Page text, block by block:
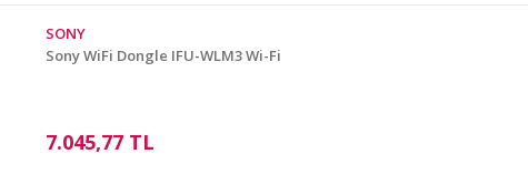
SONY
Sony WiFi Dongle IFU-WLM3 Wi-Fi
7.045,77 TL